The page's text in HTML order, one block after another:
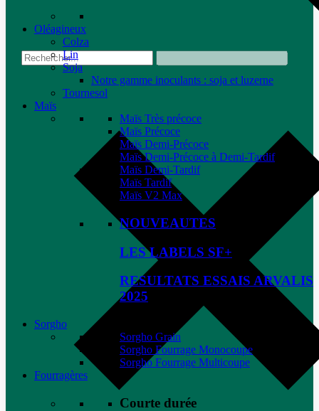
Oléagineux
Colza
Lin
Soja
Notre gamme inoculants : soja et luzerne
Tournesol
Maïs
Maïs Très précoce
Maïs Précoce
Maïs Demi-Précoce
Maïs Demi-Précoce à Demi-Tardif
Maïs Demi-Tardif
Maïs Tardif
Maïs V2 Max
NOUVEAUTES
LES LABELS SF+
RESULTATS ESSAIS ARVALIS
2025
Sorgho
Sorgho Grain
Sorgho Fourrage Monocoupe
Sorgho Fourrage Multicoupe
Fourragères
Courte durée